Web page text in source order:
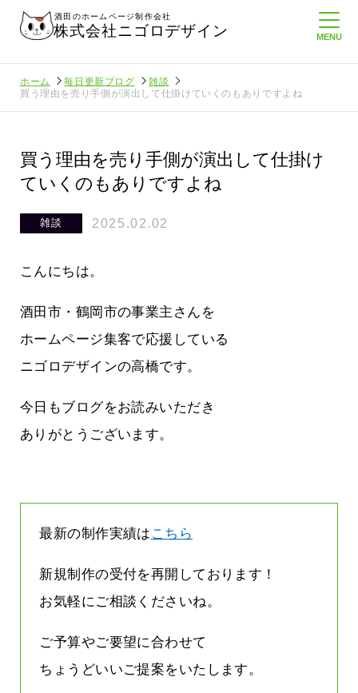
酒田のホームページ制作会社
株式会社ニゴロデザイン
ホーム 毎日更新ブログ
雑談
買う理由を売り手側が演出して仕掛けていくのもありですよね
買う理由を売り手側が演出して仕掛け
ていくのもありですよね
雑談 2025.02.02
こんにちは。
酒田市・鶴岡市の事業主さんを
ホームページ集客で応援している
ニゴロデザインの高橋です。
今日もブログをお読みいただき
ありがとうございます。
最新の制作実績は こちら
新規制作の受付を再開しております！
お気軽にご相談くださいね。
ご予算やご要望に合わせて
ちょうどいいご提案をいたします。
より利
って
酒田商工会議所さんへニゴロ通信を持
って行くときって8～9割方雨なんです
よね